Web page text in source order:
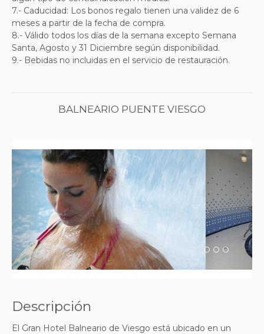
7.- Caducidad: Los bonos regalo tienen una validez de 6
meses a partir de la fecha de compra.
8.- Válido todos los días de la semana excepto Semana
Santa, Agosto y 31 Diciembre según disponibilidad.
9.- Bebidas no incluidas en el servicio de restauración.
BALNEARIO PUENTE VIESGO
Previous Next
Descripción
El Gran Hotel Balneario de Viesgo está ubicado en un